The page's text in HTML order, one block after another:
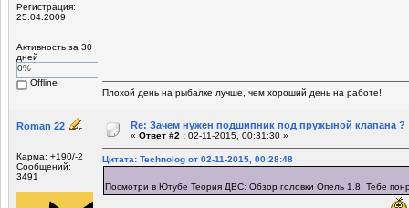
Регистрация:
25.04.2009
Активность за 30
дней
0%
Offline
Плохой день на рыбалке лучше, чем хороший день на работе!
Roman 22
Карма: +190/-2
Сообщений:
3491
Re: Зачем нужен подшипник под пружыной клапана ?
« Ответ #2 : 02-11-2015, 00:31:30 »
Цитата: Technolog от 02-11-2015, 00:28:48
Посмотри в Ютубе Теория ДВС: Обзор головки Опель 1.8. Тебе